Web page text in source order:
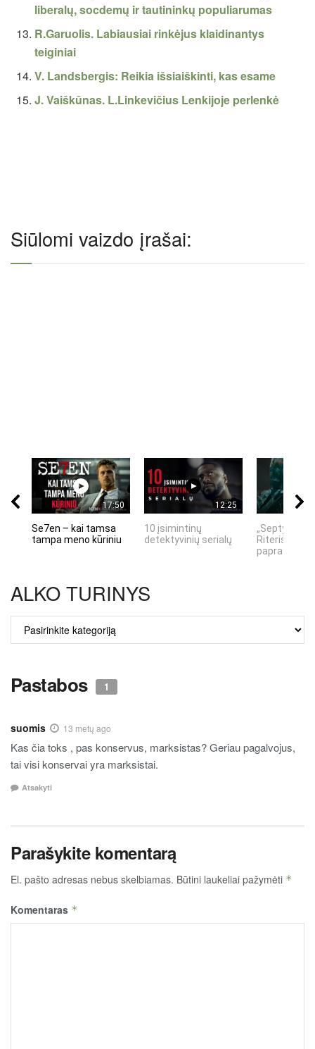
liberalų, socdemų ir tautininkų populiarumas
R.Garuolis. Labiausiai rinkėjus klaidinantys
teiginiai
V. Landsbergis: Reikia išsiaiškinti, kas esame
J. Vaiškūnas. L.Linkevičius Lenkijoje perlenkė
Siūlomi vaizdo įrašai:
17:50
Se7en – kai tamsa
tampa meno kūriniu
12:25
10 įsimintinų
detektyvinių serialų
„Septynių
Riteris" – kai
ALKO TURINYS
TURINYS
Pastabos 1
suomis 13 metų ago
Kas čia toks , pas konservus, marksistas? Geriau pagalvojus,
tai visi konservai yra marksistai.
Atsakyti
Parašykite komentarą
El. pašto adresas nebus skelbiamas. Būtini laukeliai pažymėti *
Komentaras *